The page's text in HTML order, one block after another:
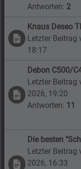
Antworten: 2
Knaus Deseo
Letzter Beitrag
18:17
Debon C500/
Letzter Beitrag
2026, 19:20
Antworten: 11
Die besten
Letzter Beitrag
2026, 16:33